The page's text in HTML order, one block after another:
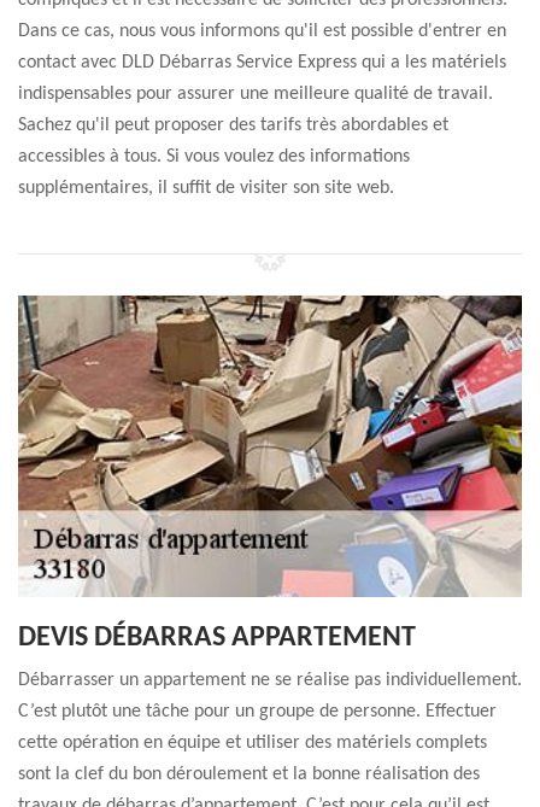
Dans ce cas, nous vous informons qu'il est possible d'entrer en
contact avec DLD Débarras Service Express qui a les matériels
indispensables pour assurer une meilleure qualité de travail.
Sachez qu'il peut proposer des tarifs très abordables et
accessibles à tous. Si vous voulez des informations
supplémentaires, il suffit de visiter son site web.
DEVIS DÉBARRAS APPARTEMENT
Débarrasser un appartement ne se réalise pas individuellement.
C’est plutôt une tâche pour un groupe de personne. Effectuer
cette opération en équipe et utiliser des matériels complets
sont la clef du bon déroulement et la bonne réalisation des